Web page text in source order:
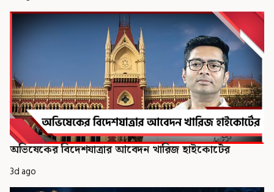
অভিষেকের বিদেশযাত্রার আবেদন খারিজ হাইকোর্টের
3d ago